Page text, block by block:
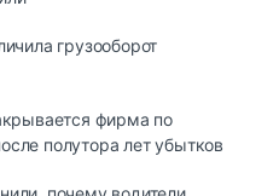
грузооборот
фирма по
полутора лет убытков